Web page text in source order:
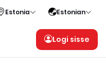
Estonia Estonian
Logi sisse